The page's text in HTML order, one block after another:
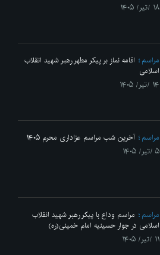
۱۸ /تیر/ ۱۴۰۵
مراسم
اقامه نماز بر پیکر مطهر رهبر شهید انقلاب
اسلامی
۱۴ /تیر/ ۱۴۰۵
مراسم
آخرین شب مراسم عزاداری محرم ۱۴۰۵
۵ /تیر/ ۱۴۰۵
مراسم
مراسم وداع با پیکر رهبر شهید انقلاب
اسلامی در جوار حسینیه امام خمینی(ره)
۱۱ /تیر/ ۱۴۰۵